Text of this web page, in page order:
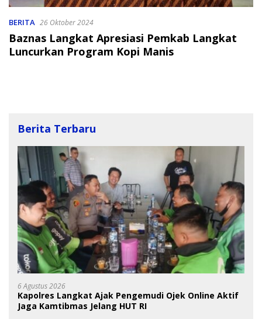
BERITA 26 Oktober 2024
Baznas Langkat Apresiasi Pemkab Langkat
Luncurkan Program Kopi Manis
Berita Terbaru
6 Agustus 2026
Kapolres Langkat Ajak Pengemudi Ojek Online Aktif
Jaga Kamtibmas Jelang HUT RI